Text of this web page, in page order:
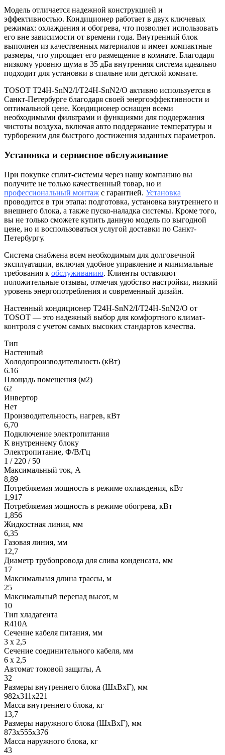
Модель отличается надежной конструкцией и
эффективностью. Кондиционер работает в двух ключевых
режимах: охлаждения и обогрева, что позволяет использовать
его вне зависимости от времени года. Внутренний блок
выполнен из качественных материалов и имеет компактные
размеры, что упрощает его размещение в комнате. Благодаря
низкому уровню шума в 35 дБа внутренняя система идеально
подходит для установки в спальне или детской комнате.
TOSOT T24H-SnN2/I/T24H-SnN2/O активно используется в
Санкт-Петербурге благодаря своей энергоэффективности и
оптимальной цене. Кондиционер оснащен всеми
необходимыми фильтрами и функциями для поддержания
чистоты воздуха, включая авто поддержание температуры и
турборежим для быстрого достижения заданных параметров.
Установка и сервисное обслуживание
При покупке сплит-системы через нашу компанию вы
получите не только качественный товар, но и
профессиональный монтаж с гарантией. Установка
проводится в три этапа: подготовка, установка внутреннего и
внешнего блока, а также пуско-наладка системы. Кроме того,
вы не только сможете купить данную модель по выгодной
цене, но и воспользоваться услугой доставки по Санкт-
Петербургу.
Система снабжена всем необходимым для долговечной
эксплуатации, включая удобное управление и минимальные
требования к обслуживанию. Клиенты оставляют
положительные отзывы, отмечая удобство настройки, низкий
уровень энергопотребления и современный дизайн.
Настенный кондиционер T24H-SnN2/I/T24H-SnN2/O от
TOSOT — это надежный выбор для комфортного климат-
контроля с учетом самых высоких стандартов качества.
Тип
Настенный
Холодопроизводительность (кВт)
6.16
Площадь помещения (м2)
62
Инвертор
Нет
Производительность, нагрев, кВт
6,70
Подключение электропитания
К внутреннему блоку
Электропитание, Ф/В/Гц
1 / 220 / 50
Максимальный ток, А
8,89
Потребляемая мощность в режиме охлаждения, кВт
1,917
Потребляемая мощность в режиме обогрева, кВт
1,856
Жидкостная линия, мм
6,35
Газовая линия, мм
12,7
Диаметр трубопровода для слива конденсата, мм
17
Максимальная длина трассы, м
25
Максимальный перепад высот, м
10
Тип хладагента
R410A
Сечение кабеля питания, мм
3 х 2,5
Сечение соединительного кабеля, мм
6 х 2,5
Автомат токовой защиты, A
32
Размеры внутреннего блока (ШхВхГ), мм
982x311x221
Масса внутреннего блока, кг
13,7
Размеры наружного блока (ШхВхГ), мм
873x555x376
Масса наружного блока, кг
43